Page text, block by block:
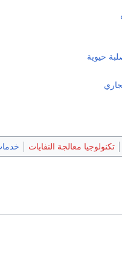
حيوية
تكنولوجيا معالجة النفايات